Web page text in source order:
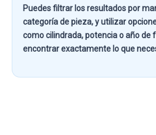
Puedes filtrar los resultados por
categoría de pieza, y utilizar
comocilindrada, potencia o año de
encontrar exactamente lo que